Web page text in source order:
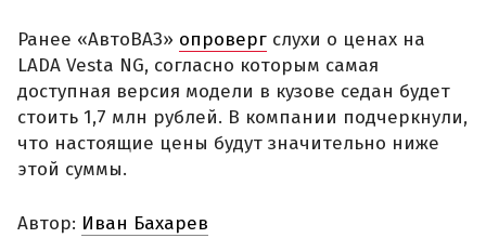
Ранее «АвтоВАЗ» опроверг слухи о ценах на
LADA Vesta NG, согласно которым самая
доступная версия модели в кузове седан будет
стоить 1,7 млн рублей. В компании подчеркнули,
что настоящие цены будут значительно ниже
этой суммы.
Автор: Иван Бахарев